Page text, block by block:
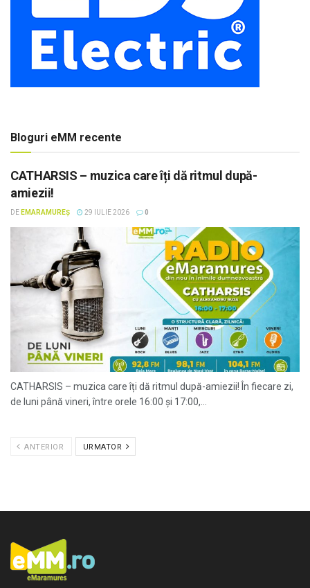
Bloguri eMM recente
CATHARSIS – muzica care îți dă ritmul după-
amiezii!
DE EMARAMUREȘ 29 IULIE 2026 0
CATHARSIS – muzica care îți dă ritmul după-amiezii! În fiecare zi,
de luni până vineri, între orele 16:00 și 17:00,...
ANTERIOR URMATOR